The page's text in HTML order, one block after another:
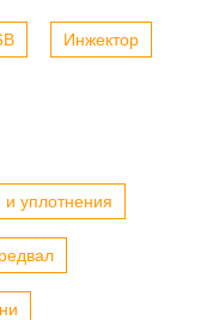
Инжектор
и уплотнения